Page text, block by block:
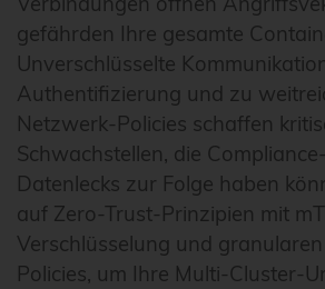
gefährden Ihre gesamte
Unverschlüsselte
Authentifizierung und zu
Netzwerk-Policies schaffen
Schwachstellen, die
Datenlecks zur Folge haben
auf Zero-Trust-Prinzipien mit
Verschlüsselung und
Policies, um Ihre Multi-Cluster-